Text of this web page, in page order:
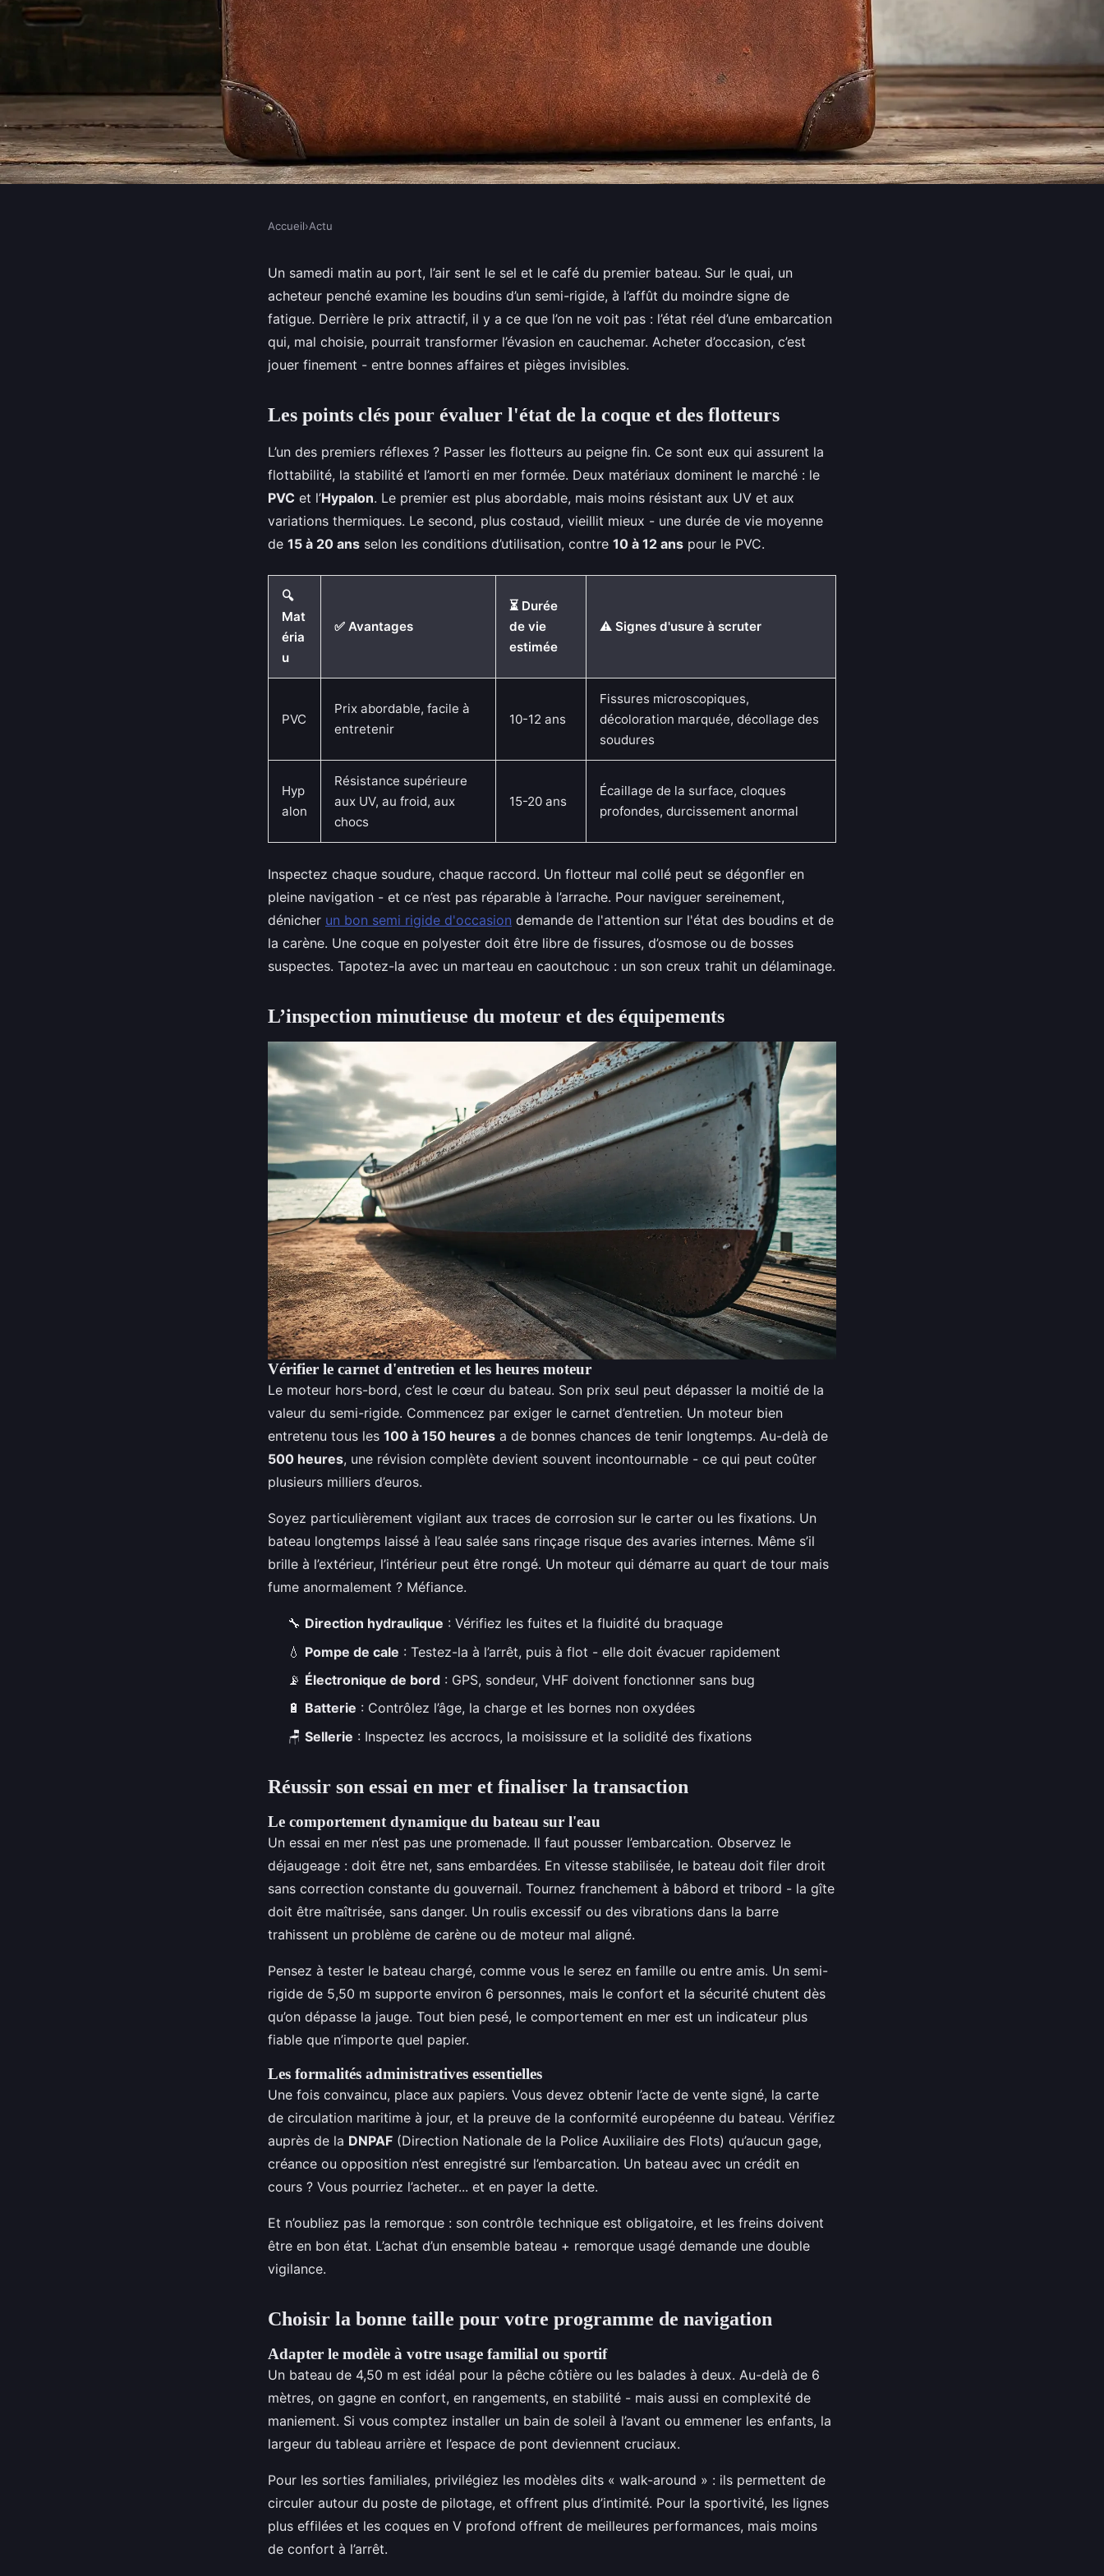
Top conseils pour choisir un semi-rigide
9 min de lecture
Accueil›Actu
Un samedi matin au port, l’air sent le sel et le café du premier bateau. Sur le quai, un
acheteur penché examine les boudins d’un semi-rigide, à l’affût du moindre signe de
fatigue. Derrière le prix attractif, il y a ce que l’on ne voit pas : l’état réel d’une embarcation
qui, mal choisie, pourrait transformer l’évasion en cauchemar. Acheter d’occasion, c’est
jouer finement - entre bonnes affaires et pièges invisibles.
Les points clés pour évaluer l'état de la coque et des flotteurs
L’un des premiers réflexes ? Passer les flotteurs au peigne fin. Ce sont eux qui assurent la
flottabilité, la stabilité et l’amorti en mer formée. Deux matériaux dominent le marché : le
PVC et l’Hypalon. Le premier est plus abordable, mais moins résistant aux UV et aux
variations thermiques. Le second, plus costaud, vieillit mieux - une durée de vie moyenne
de 15 à 20 ans selon les conditions d’utilisation, contre 10 à 12 ans pour le PVC.
🔍
Mat
éria
u
✅ Avantages
⏳ Durée
de vie
estimée
⚠️ Signes d'usure à scruter
PVC
Prix abordable, facile à
entretenir
10-12 ans
Fissures microscopiques,
décoloration marquée, décollage des
soudures
Hyp
alon
Résistance supérieure
aux UV, au froid, aux
chocs
15-20 ans
Écaillage de la surface, cloques
profondes, durcissement anormal
Inspectez chaque soudure, chaque raccord. Un flotteur mal collé peut se dégonfler en
pleine navigation - et ce n’est pas réparable à l’arrache. Pour naviguer sereinement,
dénicher un bon semi rigide d'occasion demande de l'attention sur l'état des boudins et de
la carène. Une coque en polyester doit être libre de fissures, d’osmose ou de bosses
suspectes. Tapotez-la avec un marteau en caoutchouc : un son creux trahit un délaminage.
L’inspection minutieuse du moteur et des équipements
Vérifier le carnet d'entretien et les heures moteur
Le moteur hors-bord, c’est le cœur du bateau. Son prix seul peut dépasser la moitié de la
valeur du semi-rigide. Commencez par exiger le carnet d’entretien. Un moteur bien
entretenu tous les 100 à 150 heures a de bonnes chances de tenir longtemps. Au-delà de
500 heures, une révision complète devient souvent incontournable - ce qui peut coûter
plusieurs milliers d’euros.
Soyez particulièrement vigilant aux traces de corrosion sur le carter ou les fixations. Un
bateau longtemps laissé à l’eau salée sans rinçage risque des avaries internes. Même s’il
brille à l’extérieur, l’intérieur peut être rongé. Un moteur qui démarre au quart de tour mais
fume anormalement ? Méfiance.
🔧 Direction hydraulique : Vérifiez les fuites et la fluidité du braquage
💧 Pompe de cale : Testez-la à l’arrêt, puis à flot - elle doit évacuer rapidement
📡 Électronique de bord : GPS, sondeur, VHF doivent fonctionner sans bug
🔋 Batterie : Contrôlez l’âge, la charge et les bornes non oxydées
🪑 Sellerie : Inspectez les accrocs, la moisissure et la solidité des fixations
Réussir son essai en mer et finaliser la transaction
Le comportement dynamique du bateau sur l'eau
Un essai en mer n’est pas une promenade. Il faut pousser l’embarcation. Observez le
déjaugeage : doit être net, sans embardées. En vitesse stabilisée, le bateau doit filer droit
sans correction constante du gouvernail. Tournez franchement à bâbord et tribord - la gîte
doit être maîtrisée, sans danger. Un roulis excessif ou des vibrations dans la barre
trahissent un problème de carène ou de moteur mal aligné.
Pensez à tester le bateau chargé, comme vous le serez en famille ou entre amis. Un semi-
rigide de 5,50 m supporte environ 6 personnes, mais le confort et la sécurité chutent dès
qu’on dépasse la jauge. Tout bien pesé, le comportement en mer est un indicateur plus
fiable que n’importe quel papier.
Les formalités administratives essentielles
Une fois convaincu, place aux papiers. Vous devez obtenir l’acte de vente signé, la carte
de circulation maritime à jour, et la preuve de la conformité européenne du bateau. Vérifiez
auprès de la DNPAF (Direction Nationale de la Police Auxiliaire des Flots) qu’aucun gage,
créance ou opposition n’est enregistré sur l’embarcation. Un bateau avec un crédit en
cours ? Vous pourriez l’acheter... et en payer la dette.
Et n’oubliez pas la remorque : son contrôle technique est obligatoire, et les freins doivent
être en bon état. L’achat d’un ensemble bateau + remorque usagé demande une double
vigilance.
Choisir la bonne taille pour votre programme de navigation
Adapter le modèle à votre usage familial ou sportif
Un bateau de 4,50 m est idéal pour la pêche côtière ou les balades à deux. Au-delà de 6
mètres, on gagne en confort, en rangements, en stabilité - mais aussi en complexité de
maniement. Si vous comptez installer un bain de soleil à l’avant ou emmener les enfants, la
largeur du tableau arrière et l’espace de pont deviennent cruciaux.
Pour les sorties familiales, privilégiez les modèles dits « walk-around » : ils permettent de
circuler autour du poste de pilotage, et offrent plus d’intimité. Pour la sportivité, les lignes
plus effilées et les coques en V profond offrent de meilleures performances, mais moins
de confort à l’arrêt.